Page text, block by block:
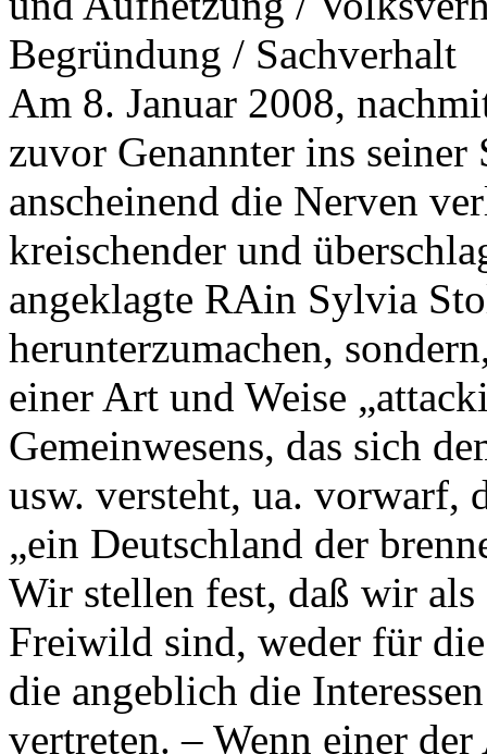
Begründung / Sachverhalt
Am 8. Januar 2008,
zuvor Genannter ins
anscheinend die Nerven
kreischender und
angeklagte RAin Sylvia
herunterzumachen,
einer Art und Weise
Gemeinwesens, das sich
usw. versteht, ua. vorwarf,
„ein Deutschland der
Wir stellen fest, daß wir
Freiwild sind, weder für
die angeblich die
vertreten. – Wenn einer